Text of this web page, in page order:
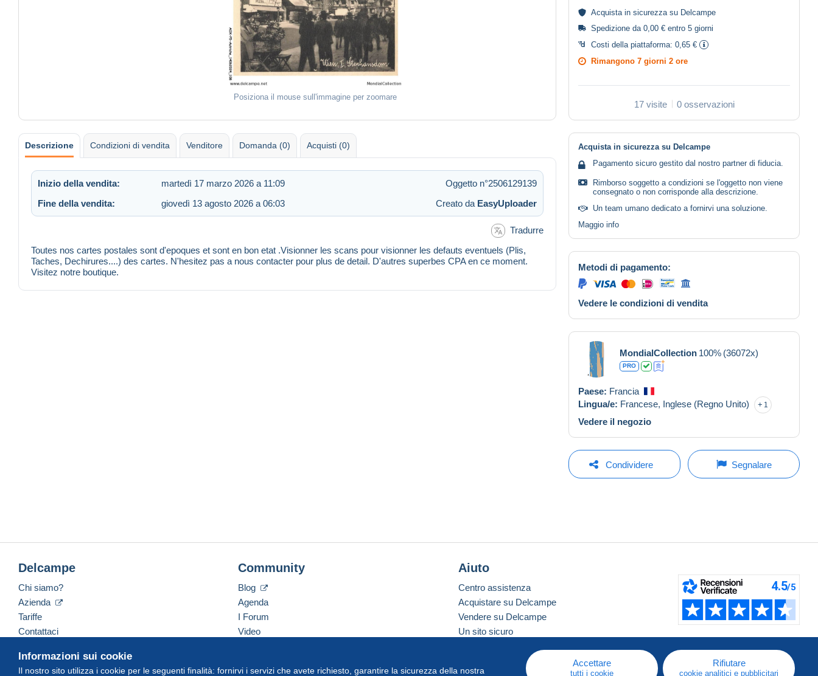
Posiziona il mouse sull'immagine per zoomare
Acquista in sicurezza su Delcampe
Spedizione da 0,00 € entro 5 giorni
Costi della piattaforma: 0,65 €
Rimangono 7 giorni 2 ore
17 visite 0 osservazioni
Descrizione Condizioni di vendita Venditore Domanda (0) Acquisti (0)
Inizio della vendita: martedì 17 marzo 2026 a 11:09
Oggetto n°2506129139
Fine della vendita:
giovedì 13 agosto 2026 a 06:03 Creato da EasyUploader
Tradurre
Toutes nos cartes postales sont d'epoques et sont en bon etat .Visionner les scans pour visionner les defauts eventuels (Plis,
Taches, Dechirures....) des cartes. N'hesitez pas a nous contacter pour plus de detail. D'autres superbes CPA en ce moment.
Visitez notre boutique.
Acquista in sicurezza su Delcampe
Pagamento sicuro gestito dal nostro partner di fiducia.
Rimborso soggetto a condizioni se l'oggetto non viene
consegnato o non corrisponde alla descrizione.
Un team umano dedicato a fornirvi una soluzione.
Maggio info
Metodi di pagamento:
Vedere le condizioni di vendita
MondialCollection 100% (36072x)
PRO
Paese: Francia
Lingua/e: Francese, Inglese (Regno Unito) 1
Vedere il negozio
Condividere Segnalare
Informazioni sui cookie
Il nostro sito utilizza i cookie per le seguenti finalità: fornirvi i servizi che avete richiesto, garantire la sicurezza della nostra
Accettare
tutti i cookie
Rifiutare
cookie analitici e pubblicitari
Delcampe
Chi siamo?
Azienda
Tariffe
Contattaci
Community
Blog
Agenda
I Forum
Video
Aiuto
Centro assistenza
Acquistare su Delcampe
Vendere su Delcampe
Un sito sicuro